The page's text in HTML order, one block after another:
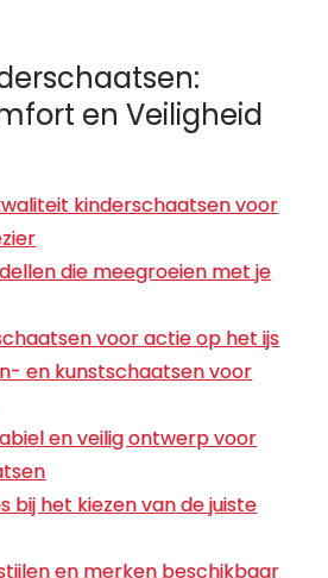
en Veiligheid
kinderschaatsen voor
die meegroeien met je
voor actie op het ijs
en kunstschaatsen voor
en veilig ontwerp voor
bij het kiezen van de juiste
en merken beschikbaar